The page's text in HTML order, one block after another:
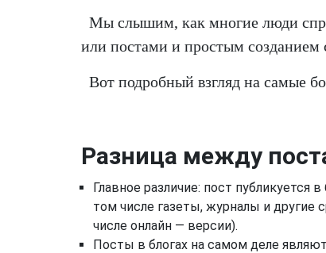
Мы слышим, как многие люди
или постами и простым созданием
Вот подробный взгляд на самые
Разница между
Главное различие: пост публикуется
том числе газеты, журналы и другие
числе онлайн — версии).
Посты в блогах на самом деле